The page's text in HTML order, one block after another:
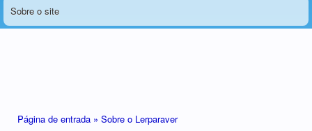
Sobre o site
Página de entrada » Sobre o Lerparaver